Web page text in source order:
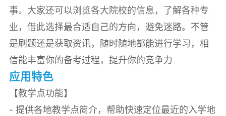
事。大家还可以浏览各大院校的信息，了解各种专
业，借此选择最合适自己的方向，避免迷路。不管
是刷题还是获取资讯，随时随地都能进行学习，相
信能丰富你的备考过程，提升你的竞争力
应用特色
【教学点功能】
- 提供各地教学点简介，帮助快速定位最近的入学地